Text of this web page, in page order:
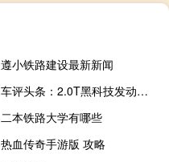
遵小铁路建设最新新闻
车评头条：2.0T黑科技发动机有啥魔力 测英菲尼迪新QX50
二本铁路大学有哪些
热血传奇手游版 攻略